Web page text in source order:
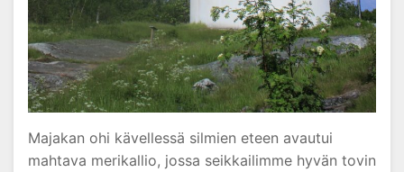
Majakan ohi kävellessä silmien eteen avautui
mahtava merikallio, jossa seikkailimme hyvän tovin